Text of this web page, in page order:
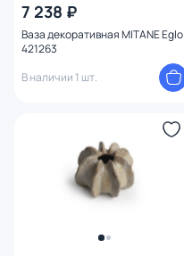
7 238 ₽
Ваза декоративная MITANE Eglo
421263
В наличии 1 шт.
Длина (см)
Высота (см)
Диаметр (см)